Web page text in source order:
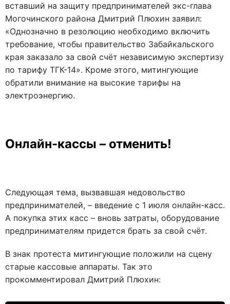
вставший на защиту предпринимателей экс-глава
Могочинского района Дмитрий Плюхин заявил:
«Однозначно в резолюцию необходимо включить
требование, чтобы правительство Забайкальского
края заказало за свой счёт независимую экспертизу
по тарифу ТГК-14». Кроме этого, митингующие
обратили внимание на высокие тарифы на
электроэнергию.
Онлайн-кассы – отменить!
Следующая тема, вызвавшая недовольство
предпринимателей, – введение с 1 июля онлайн-касс.
А покупка этих касс – вновь затраты, оборудование
предпринимателям придется брать за свой счёт.
В знак протеста митингующие положили на сцену
старые кассовые аппараты. Так это
прокомментировал Дмитрий Плюхин: